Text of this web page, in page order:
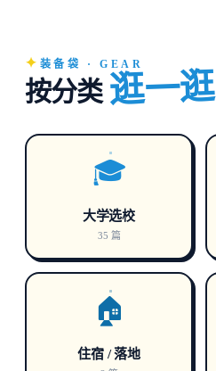
装备袋 · GEAR
按分类 逛一逛
🎓
大学选校
35 篇
🏠
住宿 / 落地